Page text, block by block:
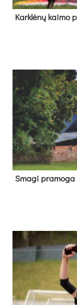
Kark­lė­nų kai­mo
Sma­gi